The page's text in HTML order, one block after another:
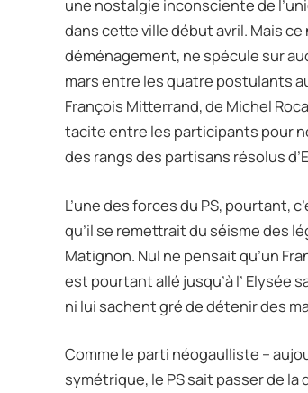
une nostalgie inconsciente de
dans cette ville début avril. Mais ce
déménagement, ne spécule sur
mars entre les quatre postulants
François Mitterrand, de Michel
tacite entre les participants pour
des rangs des partisans résolus
L’une des forces du PS, pourtant,
qu’il se remettrait du séisme des
Matignon. Nul ne pensait qu’un
est pourtant allé jusqu’à l’ Elysée
ni lui sachent gré de détenir des
Comme le parti néogaulliste –
symétrique, le PS sait passer de